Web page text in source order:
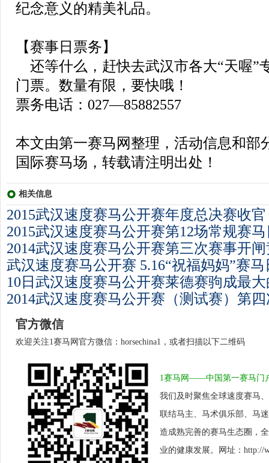
纪念意义的精美礼品。
【赛事日票务】
还等什么，赶快去武汉市各大“天喔”
门票。数量有限，要快哦！
票务电话：027—85882557
本文由第一赛马网整理，活动信息和部
国际赛马场，转载请注明出处！
相关信息
2015武汉速度赛马公开赛年度总决赛收官
2015武汉速度赛马公开赛第12场常规赛
2014武汉速度赛马公开赛第三次赛事开
武汉速度赛马公开赛 5.16“祝福妈妈”赛
10日武汉速度赛马公开赛莱德赛驹成最
2014武汉速度赛马公开赛（测试赛）第
官方微信
欢迎关注1赛马网官方微信：horsechina1，或者扫描以下二维码
1赛马网——中国第一赛马门
我们及时聚焦全球速度赛马
联结马主、马术俱乐部、马
造成熟完善的赛马生态圈，
业的健康发展。网址：http://